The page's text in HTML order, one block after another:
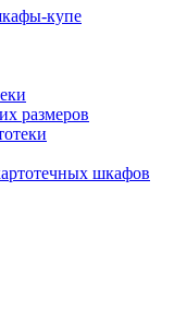
купе
размеров
шкафов